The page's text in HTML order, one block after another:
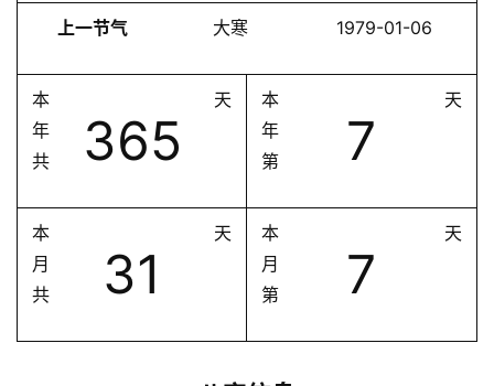
上一节气 大寒 1979-01-06
本
年
共
365
天
本
年
第
7
天
本
月
共
31
天
本
月
第
7
天